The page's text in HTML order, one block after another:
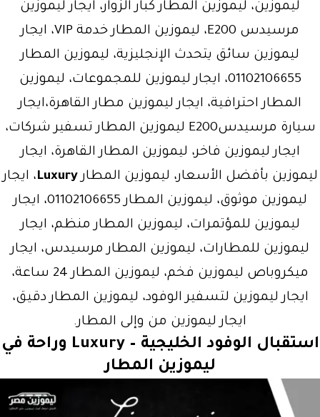
ليموزين، ليموزين المطار كبار الزوار، ايجار ليموزين
مرسيدس E200، ليموزين المطار خدمة VIP، ايجار
ليموزين سائق يتحدث الإنجليزية، ليموزين المطار
01102106655، ايجار ليموزين للمجموعات، ليموزين
المطار احترافية، ايجار ليموزين مطار القاهرة،ايجار
سيارة مرسيدسE200 ليموزين المطار تسفير شركات،
ايجار ليموزين فاخر، ليموزين المطار القاهرة، ايجار
ليموزين بأفضل الأسعار، ليموزين المطارLuxury، ايجار
ليموزين موثوق، ليموزين المطار 01102106655، ايجار
ليموزين للمؤتمرات، ليموزين المطار منظم، ايجار
ليموزين للمطارات، ليموزين المطار مرسيدس، ايجار
ميكروباص ليموزين فخم، ليموزين المطار 24 ساعة،
ايجار ليموزين لتسفير الوفود، ليموزين المطار دقيق،
ايجار ليموزين من وإلى المطار.
استقبال الوفود الخليجية –Luxury وراحة في
ليموزين المطار